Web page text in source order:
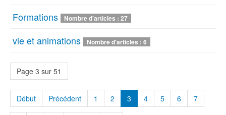
Formations Nombre d'articles : 27
vie et animations Nombre d'articles : 6
Page 3 sur 51
Début Précédent 1 2 3 4 5 6 7